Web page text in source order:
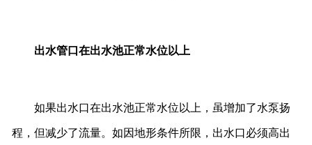
出水管口在出水池正常水位以上
如果出水口在出水池正常水位以上，虽增加了水泵扬
程，但减少了流量。如因地形条件所限，出水口必须高出